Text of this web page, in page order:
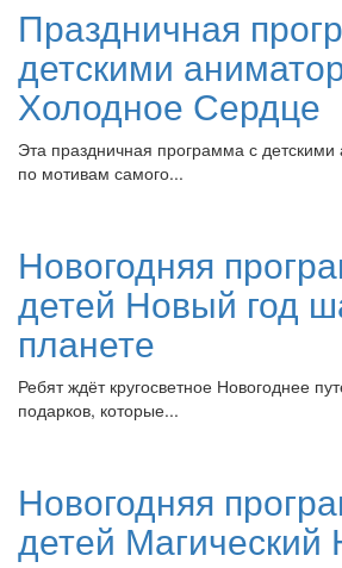
Праздничная
детскими
Холодное Сердце
Эта праздничная программа с
по мотивам самого...
Новогодняя
детей Новый год
планете
Ребят ждёт кругосветное Новогоднее
подарков, которые...
Новогодняя
детей